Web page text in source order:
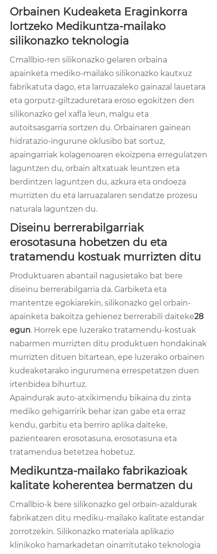
Orbainen Kudeaketa Eraginkorra
lortzeko Medikuntza-mailako
silikonazko teknologia
Cmallbio-ren silikonazko gelaren orbaina
apainketa mediko-mailako silikonazko kautxuz
fabrikatuta dago, eta larruazaleko gainazal lauetara
eta gorputz-giltzaduretara eroso egokitzen den
silikonazko gel xafla leun, malgu eta
autoitsasgarria sortzen du. Orbainaren gainean
hidratazio-ingurune oklusibo bat sortuz,
apaingarriak kolagenoaren ekoizpena erregulatzen
laguntzen du, orbain altxatuak leuntzen eta
berdintzen laguntzen du, azkura eta ondoeza
murrizten du eta larruazalaren sendatze prozesu
naturala laguntzen du.
Diseinu berrerabilgarriak
erosotasuna hobetzen du eta
tratamendu kostuak murrizten ditu
Produktuaren abantail nagusietako bat bere
diseinu berrerabilgarria da. Garbiketa eta
mantentze egokiarekin, silikonazko gel orbain-
apainketa bakoitza gehienez berrerabili daiteke28
egun. Horrek epe luzerako tratamendu-kostuak
nabarmen murrizten ditu produktuen hondakinak
murrizten dituen bitartean, epe luzerako orbainen
kudeaketarako ingurumena errespetatzen duen
irtenbidea bihurtuz.
Apaindurak auto-atxikimendu bikaina du zinta
mediko gehigarririk behar izan gabe eta erraz
kendu, garbitu eta berriro aplika daiteke,
pazientearen erosotasuna, erosotasuna eta
tratamendua betetzea hobetuz.
Medikuntza-mailako fabrikazioak
kalitate koherentea bermatzen du
Cmallbio-k bere silikonazko gel orbain-azaldurak
fabrikatzen ditu mediku-mailako kalitate estandar
zorrotzekin. Silikonazko materiala aplikazio
klinikoko hamarkadetan oinarritutako teknologia